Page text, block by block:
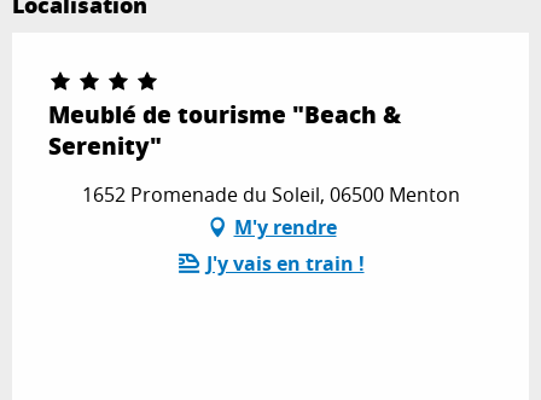
Meublé de tourisme "Beach &
Serenity"
1652 Promenade du Soleil, 06500 Menton
M'y rendre
J'y vais en train !